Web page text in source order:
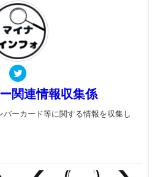
関連情報収集係
ーカード等に関する情報を収集し